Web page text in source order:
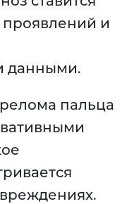
проявлений и
данными.
пальца